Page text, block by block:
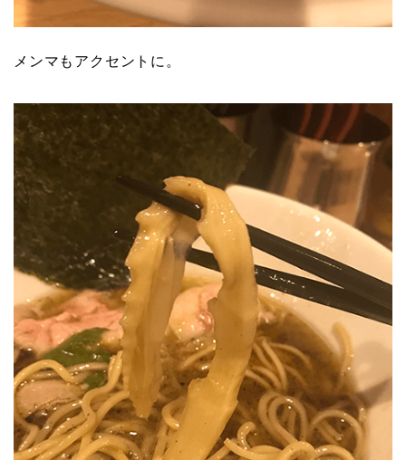
メンマもアクセントに。